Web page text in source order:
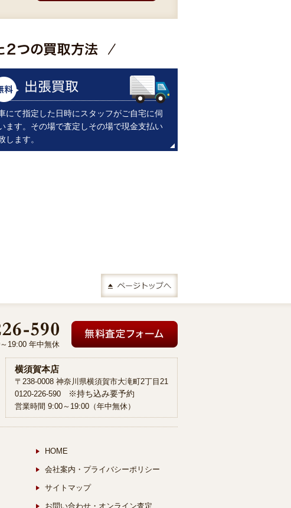
にて指定した日時にスタッフがご自宅に伺
ます。その場で査定しその場で現金支払い
します。
19:00 年中無休
横須賀本店
〒238-0008 神奈川県横須賀市大滝町2丁目21
0120-226-590
※持ち込み要予約
営業時間 9:00～19:00（年中無休）
HOME
会社案内・プライバシーポリシー
サイトマップ
お問い合わせ・オンライン査定